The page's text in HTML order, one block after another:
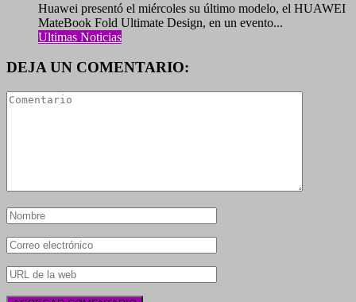
Huawei presentó el miércoles su último modelo, el HUAWEI
MateBook Fold Ultimate Design, en un evento...
Ultimas Noticias
DEJA UN COMENTARIO: